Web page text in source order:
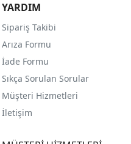
YARDIM
Sipariş Takibi
Arıza Formu
İade Formu
Sıkça Sorulan Sorular
Müşteri Hizmetleri
İletişim